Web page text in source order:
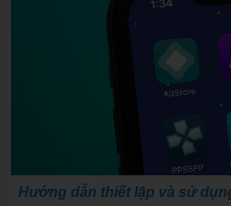
Hướng dẫn thiết lập và sử